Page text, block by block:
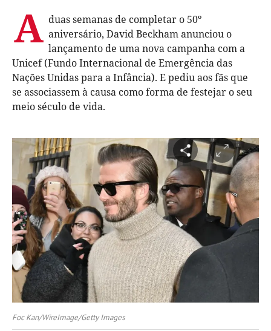
A duas semanas de completar o 50º
aniversário, David Beckham anunciou o
lançamento de uma nova campanha com a
Unicef (Fundo Internacional de Emergência das
Nações Unidas para a Infância). E pediu aos fãs que
se associassem à causa como forma de festejar o seu
meio século de vida.
Foc Kan/WireImage/Getty Images